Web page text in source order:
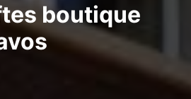
boutique